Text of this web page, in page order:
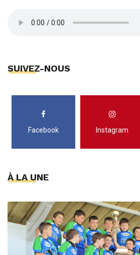
SUIVEZ-NOUS
Facebook Instagram
À LA UNE